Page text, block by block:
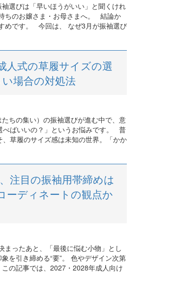
選びは「早いほうがいい」と聞くけれ
ちのお嬢さま・お母さまへ。 結論か
めです。 今回は、 なぜ3月が振袖選び
人式の草履サイズの選
場合の対処法
ちの集い）の振袖選びが進む中で、意
べばいいの？」というお悩みです。 普
草履のサイズ感は未知の世界。「かか
注目の振袖用帯締めは
ーディネートの観点か
まったあと、「最後に悩む小物」とし
を引き締める“要”。 色やデザイン次第
の記事では、2027・2028年成人向け